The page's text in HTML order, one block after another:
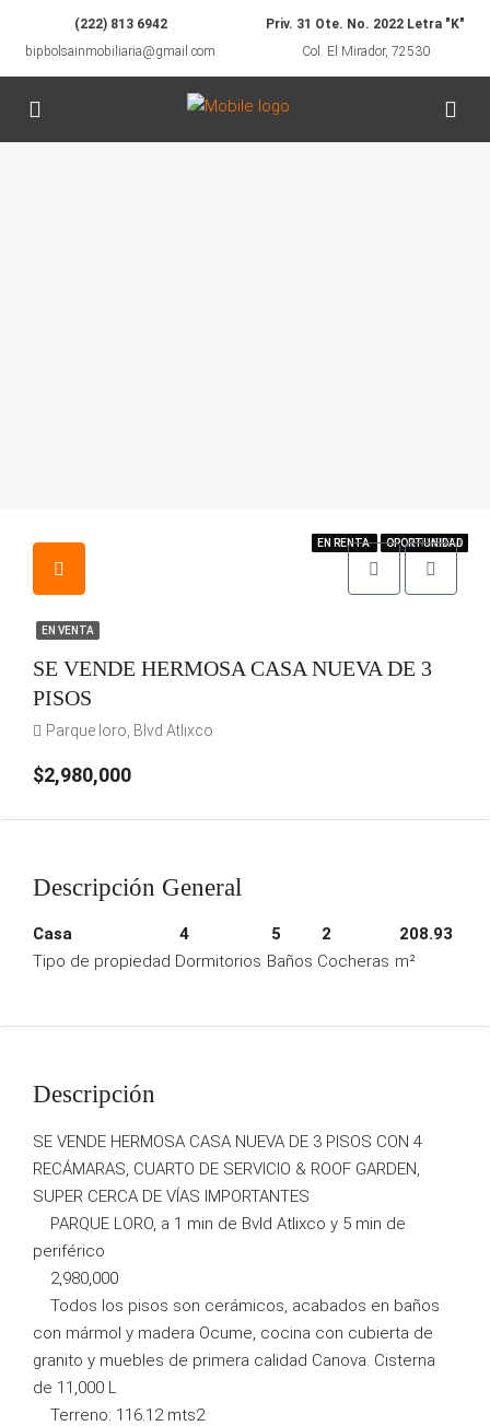
(222) 813 6942
bipbolsainmobiliaria@gmail.com
Priv. 31 Ote. No. 2022 Letra "K"
Col. El Mirador, 72530
EN VENTA
SE VENDE HERMOSA CASA NUEVA DE 3
PISOS
Parque loro, Blvd Atlixco
$2,980,000
Descripción General
Casa
Tipo de propiedad
4
Dormitorios
5
Baños
2
Cocheras
208.93
m²
Descripción
SE VENDE HERMOSA CASA NUEVA DE 3 PISOS CON 4
RECÁMARAS, CUARTO DE SERVICIO & ROOF GARDEN,
SUPER CERCA DE VÍAS IMPORTANTES
PARQUE LORO, a 1 min de Bvld Atlixco y 5 min de
periférico
2,980,000
Todos los pisos son cerámicos, acabados en baños
con mármol y madera Ocume, cocina con cubierta de
granito y muebles de primera calidad Canova. Cisterna
de 11,000 L
Terreno: 116.12 mts2
EN VENTA OPORTUNIDAD
EN RENTA OPORTUNIDAD
EN VENTA
EN RENTA OPORTUNIDAD